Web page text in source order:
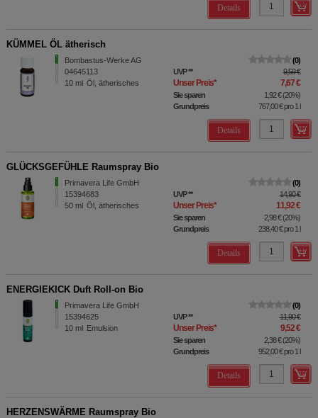
Details
KÜMMEL ÖL ätherisch
Bombastus-Werke AG
04645113
10 ml Öl, ätherisches
0
UVP** 9,59 €
Unser Preis* 7,67 €
Sie sparen 1,92 €(20%)
Grundpreis
767,00 €pro 1 l
Details
GLÜCKSGEFÜHLE Raumspray Bio
Primavera Life GmbH
15394683
50 ml Öl, ätherisches
0
UVP** 14,90 €
Unser Preis* 11,92 €
Sie sparen 2,98 €(20%)
Grundpreis
238,40 €pro 1 l
Details
ENERGIEKICK Duft Roll-on Bio
Primavera Life GmbH
15394625
10 ml Emulsion
0
UVP** 11,90 €
Unser Preis* 9,52 €
Sie sparen 2,38 €(20%)
Grundpreis
952,00 €pro 1 l
Details
HERZENSWÄRME Raumspray Bio